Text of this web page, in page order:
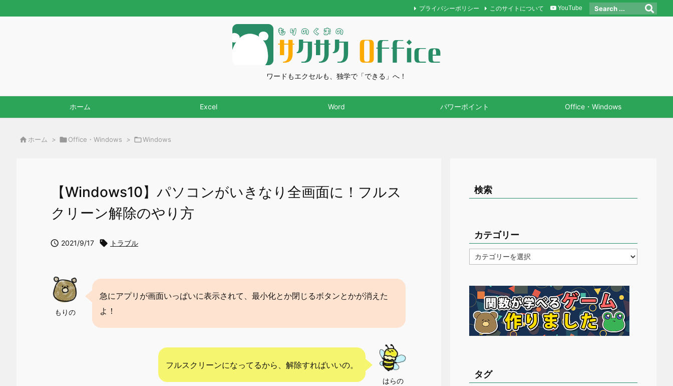
ワードもエクセルも、独学で「できる」へ！
ホーム Excel Word パワーポイント Office・Windows
プライバシーポリシー このサイトについて YouTube
 ホーム > Office・Windows > Windows
【Windows10】パソコンがいきなり全画面に！フルス
クリーン解除のやり方
 2021/9/17  トラブル
もりの
急にアプリが画面いっぱいに表示されて、最小化とか閉じるボタンとかが消えた
よ！
はらの
フルスクリーンになってるから、解除すればいいの。
検索
カテゴリー
テ
ー
タグ